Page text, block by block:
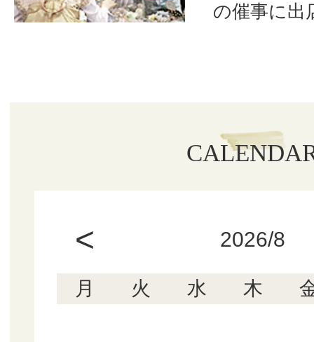
の催事に出
< 2026/8
月 火 水 木